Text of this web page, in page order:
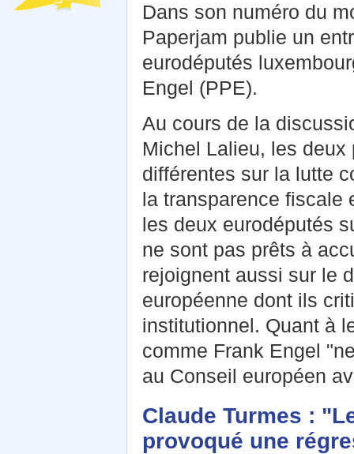
Dans son numéro du
Paperjam publie un
eurodéputés
Engel (PPE).
Au cours de la
Michel Lalieu, les
différentes sur la lutte
la transparence fiscale
les deux eurodéputés
ne sont pas prêts à
rejoignent aussi sur le
européenne dont ils
institutionnel. Quant à
comme Frank Engel
au Conseil européen
Claude Turmes :
provoqué une